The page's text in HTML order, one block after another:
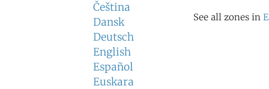
Čeština
Dansk
Deutsch
English
Español
Euskara
See all zones in